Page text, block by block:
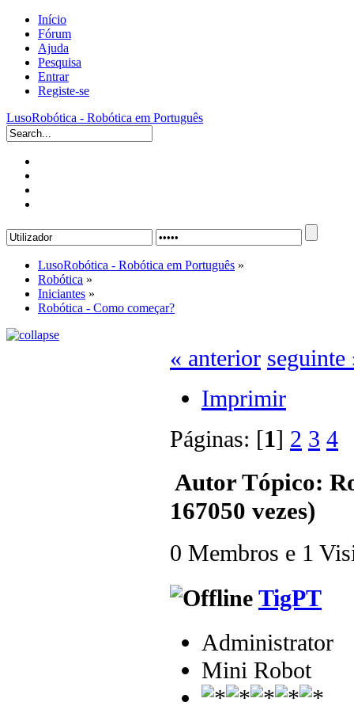
Início
Fórum
Ajuda
Pesquisa
Entrar
Registe-se
LusoRobótica - Robótica em Português
LusoRobótica - Robótica em Português »
Robótica »
Iniciantes »
Robótica - Como começar?
« anterior seguinte
Imprimir
Páginas: [1] 2 3 4
AutorTópico:
167050 vezes)
0 Membros e 1
TigPT
Administrator
Mini Robot